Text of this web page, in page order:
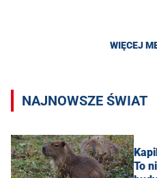
WIĘCEJ
NAJNOWSZE ŚWIAT
To